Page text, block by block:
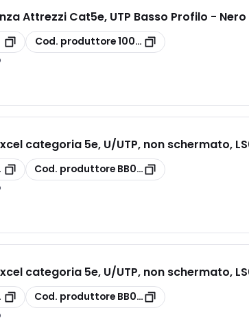
Attrezzi Cat5e, UTP Basso Profilo - Nero
202-BK
copia
Cod. produttore100-202-BK
categoria 5e, U/UTP, non schermato,
copia
Cod. produttore BB002MPLGE
categoria 5e, U/UTP, non schermato,
copia
Cod. produttore BB003MPLGE